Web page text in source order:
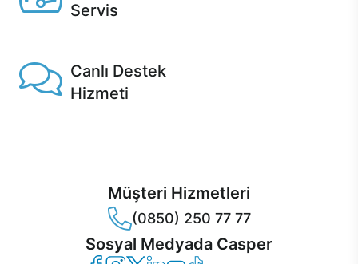
Servis
Canlı Destek
Hizmeti
Müşteri Hizmetleri
(0850) 250 77 77
Sosyal Medyada Casper